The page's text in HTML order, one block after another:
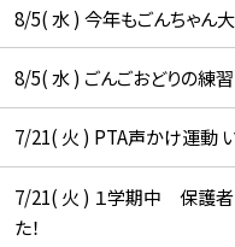
8/5( 水 ) 今年もごんちゃん
8/5( 水 ) ごんごおどりの練
7/21( 火 ) PTA声かけ運動 い
7/21( 火 ) １学期中 保護者
た！